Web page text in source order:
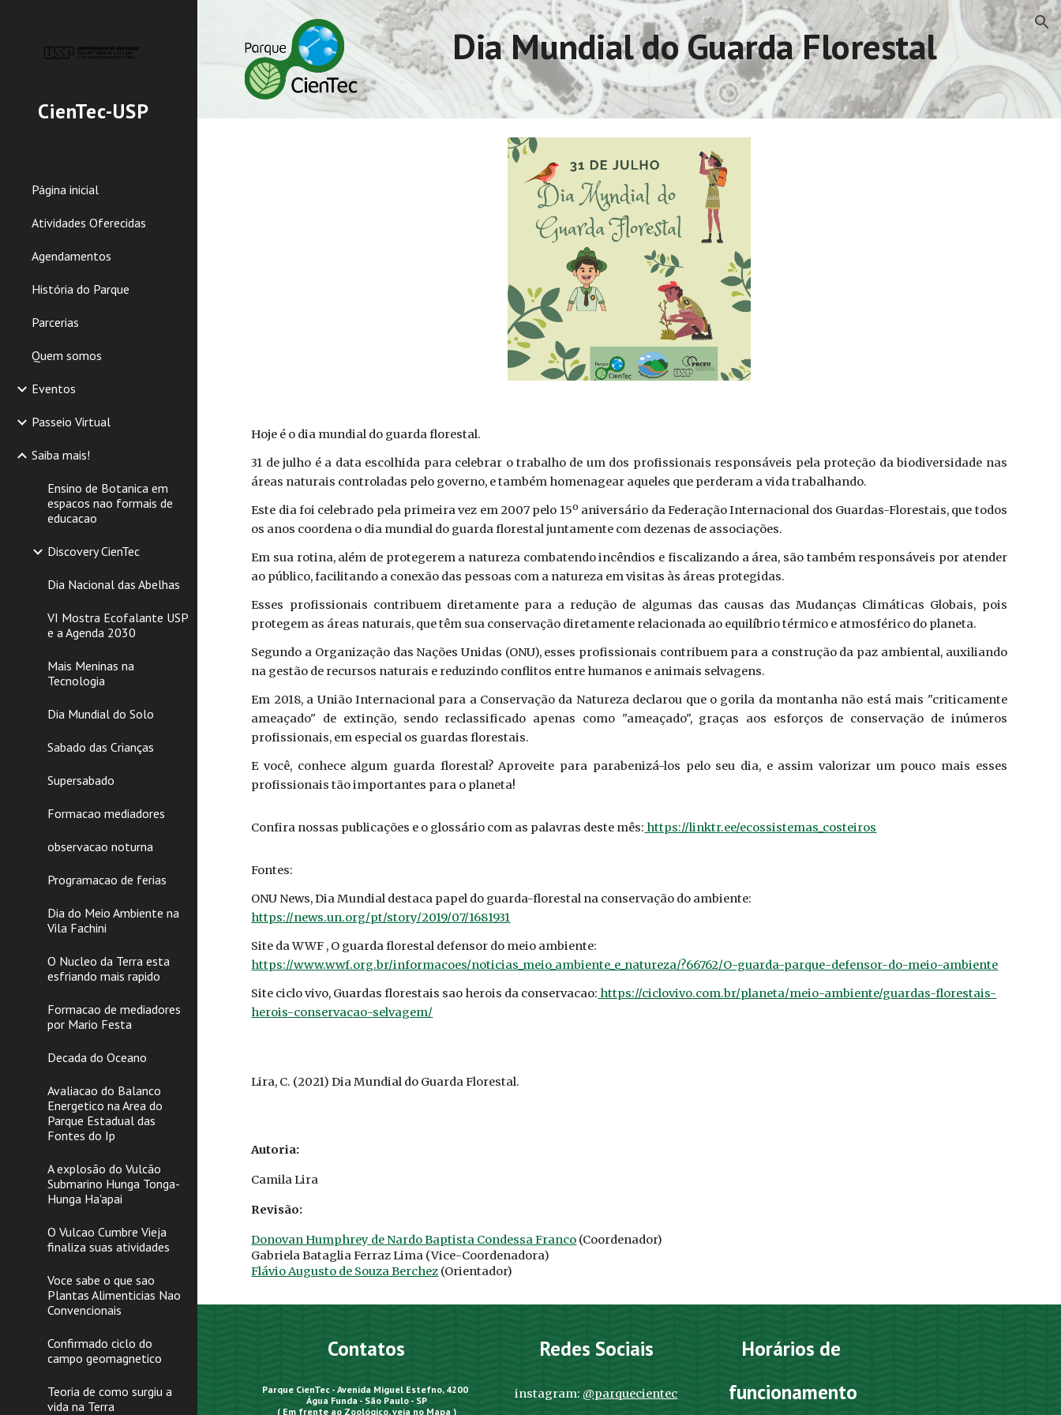
Skip to main content Skip to navigation
CienTec-USP
Página inicial
Atividades Oferecidas
Agendamentos
História do Parque
Parcerias
Quem somos
Eventos
Passeio Virtual
Saiba mais!
Ensino de Botanica em
espacos nao formais de
educacao
Discovery CienTec
Dia Nacional das Abelhas
VI Mostra Ecofalante USP
e a Agenda 2030
Mais Meninas na
Tecnologia
Dia Mundial do Solo
Sabado das Crianças
Supersabado
Formacao mediadores
observacao noturna
Programacao de ferias
Dia do Meio Ambiente na
Vila Fachini
O Nucleo da Terra esta
esfriando mais rapido
Formacao de mediadores
por Mario Festa
Decada do Oceano
Avaliacao do Balanco
Energetico na Area do
Parque Estadual das
Fontes do Ip
A explosão do Vulcão
Submarino Hunga Tonga-
Hunga Ha'apai
O Vulcao Cumbre Vieja
finaliza suas atividades
Voce sabe o que sao
Plantas Alimenticias Nao
Convencionais
Confirmado ciclo do
campo geomagnetico
Teoria de como surgiu a
vida na Terra
Dia Mundial do Guarda Florestal
Hoje é o dia mundial do guarda florestal.
31 de julho é a data escolhida para celebrar o trabalho de um dos profissionais responsáveis pela proteção da biodiversidade nas
áreas naturais controladas pelo governo, e também homenagear aqueles que perderam a vida trabalhando.
Este dia foi celebrado pela primeira vez em 2007 pelo 15º aniversário da Federação Internacional dos Guardas-Florestais, que todos
os anos coordena o dia mundial do guarda florestal juntamente com dezenas de associações.
Em sua rotina, além de protegerem a natureza combatendo incêndios e fiscalizando a área, são também responsáveis por atender
ao público, facilitando a conexão das pessoas com a natureza em visitas às áreas protegidas.
Esses profissionais contribuem diretamente para a redução de algumas das causas das Mudanças Climáticas Globais, pois
protegem as áreas naturais, que têm sua conservação diretamente relacionada ao equilíbrio térmico e atmosférico do planeta.
Segundo a Organização das Nações Unidas (ONU), esses profissionais contribuem para a construção da paz ambiental, auxiliando
na gestão de recursos naturais e reduzindo conflitos entre humanos e animais selvagens.
Em 2018, a União Internacional para a Conservação da Natureza declarou que o gorila da montanha não está mais "criticamente
ameaçado" de extinção, sendo reclassificado apenas como "ameaçado", graças aos esforços de conservação de inúmeros
profissionais, em especial os guardas florestais.
E você, conhece algum guarda florestal? Aproveite para parabenizá-los pelo seu dia, e assim valorizar um pouco mais esses
profissionais tão importantes para o planeta!
Confira nossas publicações e o glossário com as palavras deste mês: https://linktr.ee/ecossistemas_costeiros
Fontes:
ONU News, Dia Mundial destaca papel do guarda-florestal na conservação do ambiente:
https://news.un.org/pt/story/2019/07/1681931
Site da WWF , O guarda florestal defensor do meio ambiente:
https://www.wwf.org.br/informacoes/noticias_meio_ambiente_e_natureza/?66762/O-guarda-parque-defensor-do-meio-ambiente
Site ciclo vivo, Guardas florestais sao herois da conservacao: https://ciclovivo.com.br/planeta/meio-ambiente/guardas-florestais-
herois-conservacao-selvagem/
Lira, C. (2021)Dia Mundial do Guarda Florestal.
Autoria:
Camila Lira
Revisão:
Donovan Humphrey de Nardo Baptista Condessa Franco (Coordenador)
Gabriela Bataglia Ferraz Lima (Vice-Coordenadora)
Flávio Augusto de Souza Berchez (Orientador)
Contatos
Parque CienTec - Avenida Miguel Estefno, 4200
Água Funda - São Paulo - SP
( Em frente ao Zoológico,veja no Mapa )
Redes Sociais
instagram: @parquecientec
Horários de
funcionamento